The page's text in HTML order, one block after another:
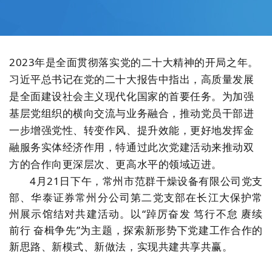
公司大事记
气流干燥系列
喷雾干燥机系列
带式干燥焙烧系列
真空干燥系列
圆盘干燥机系列
桨叶式干燥系列
食品行业
环保行业
化工行业
工程技术中心
质量监督技术中心
范群新闻
行业新闻
技术专栏
服务中心
常见问题
社会责任
全球契约组织成员
公共责任
节能环保
公益支持
绿色发展
绿色工厂
绿色供应链
人才招聘
联系我们
联系我们
2023年是全面贯彻落实党的二十大精神的开局之年。
习近平总书记在党的二十大报告中指出，高质量发展
是全面建设社会主义现代化国家的首要任务。为加强
基层党组织的横向交流与业务融合，推动党员干部进
一步增强党性、转变作风、提升效能，更好地发挥金
融服务实体经济作用，特通过此次党建活动来推动双
方的合作向更深层次、更高水平的领域迈进。
4月21日下午，常州市范群干燥设备有限公司党支
部、华泰证券常州分公司第二党支部在长江大保护常
州展示馆结对共建活动。以“踔厉奋发 笃行不怠 赓续
前行 奋楫争先”为主题，探索新形势下党建工作合作的
新思路、新模式、新做法，实现共建共享共赢。